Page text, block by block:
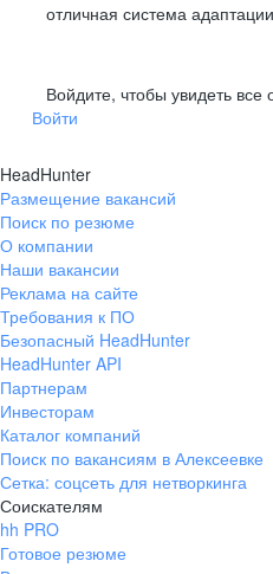
отличная система
Войдите, чтобы увидеть все
Войти
HeadHunter
Размещение вакансий
Поиск по резюме
О компании
Наши вакансии
Реклама на сайте
Требования к ПО
Безопасный HeadHunter
HeadHunter API
Партнерам
Инвесторам
Каталог компаний
Поиск по вакансиям в Алексеевке
Сетка: соцсеть для нетворкинга
Соискателям
hh PRO
Готовое резюме